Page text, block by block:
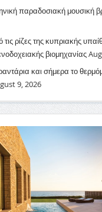
παραδοσιακή μουσική
ρίζες της κυπριακής
βιομηχανίας
και σήμερα το
9, 2026